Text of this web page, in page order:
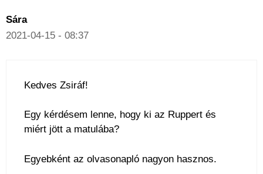
Sára
2021-04-15 - 08:37
Kedves Zsiráf!
Egy kérdésem lenne, hogy ki az Ruppert és
miért jött a matulába?
Egyebként az olvasonapló nagyon hasznos.